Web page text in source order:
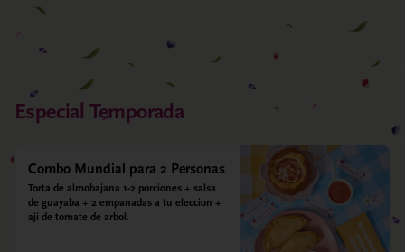
Especial Temporada
Combo Mundial para 2 Personas
Torta de almobajana 1-2 porciones + salsa
de guayaba + 2 empanadas a tu eleccion +
aji de tomate de arbol.